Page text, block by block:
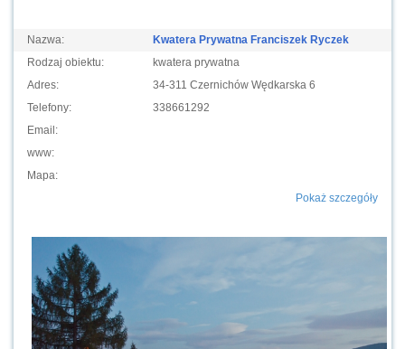
Nazwa:
Kwatera Prywatna Franciszek Ryczek
Rodzaj obiektu:
kwatera prywatna
Adres:
34-311 Czernichów Wędkarska 6
Telefony:
338661292
Email:
www:
Mapa:
Pokaż szczegóły